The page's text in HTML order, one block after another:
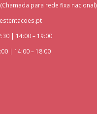
para rede fixa nacional)
| 14:00 – 19:00
| 14:00 – 18:00